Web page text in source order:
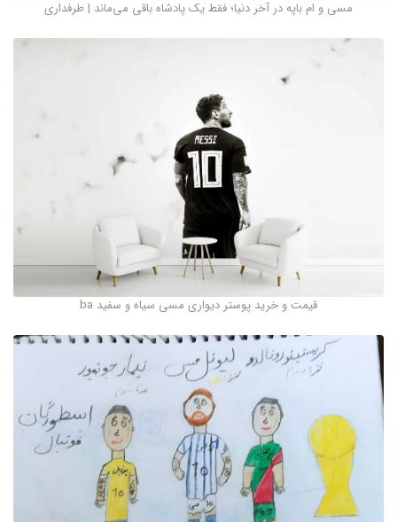
مسی و ام باپه در آخر دنیا؛ فقط یک پادشاه باقی می‌ماند | طرفداری
قیمت و خرید پوستر دیواری مسی سیاه و سفید ba